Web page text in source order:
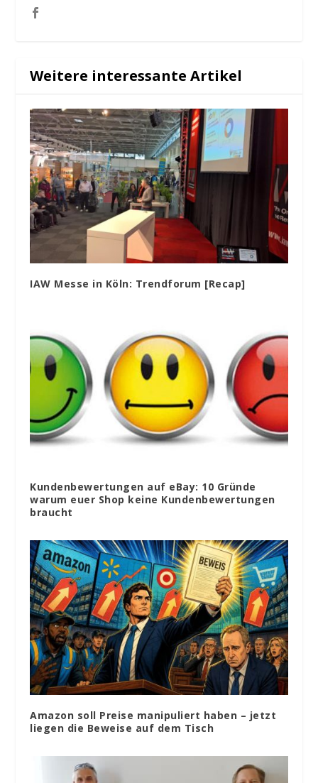
Weitere interessante Artikel
IAW Messe in Köln: Trendforum [Recap]
Kundenbewertungen auf eBay: 10 Gründe
warum euer Shop keine Kundenbewertungen
braucht
Amazon soll Preise manipuliert haben – jetzt
liegen die Beweise auf dem Tisch